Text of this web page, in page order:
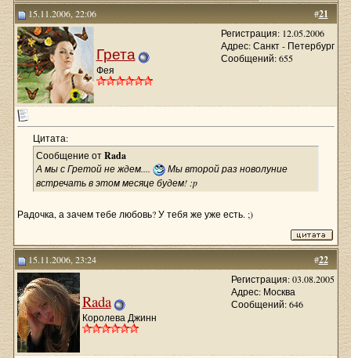
#21
15.11.2006, 22:06
Грета
Фея
Регистрация: 12.05.2006
Адрес: Санкт - Петербург
Сообщений: 655
Цитата:
Сообщение отRada
А мы с Гретой не ждем....
Мы второй раз новолуние
встречать в этом месяце будем! :p
Радочка, а зачем тебе любовь? У тебя же уже есть. ;)
#22
15.11.2006, 23:24
Rada
Королева Джинн
Регистрация: 03.08.2005
Адрес: Москва
Сообщений: 646